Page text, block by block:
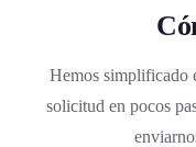
Hemos simplificado
solicitud en pocos